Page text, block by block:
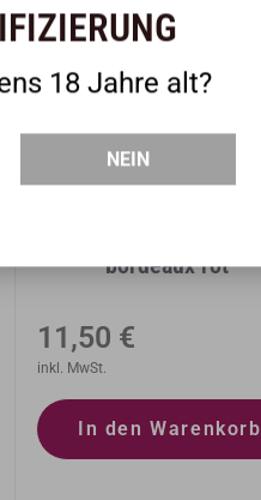
bordeaux rot
Normaler
Preis
11,50 €
inkl. MwSt.
In den Warenkorb
18 Jahre alt?
NEIN